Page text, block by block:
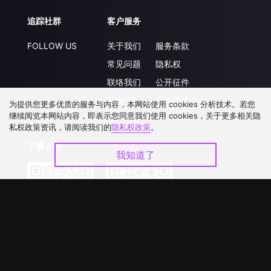
追踪社群
FOLLOW US
客户服务
关于我们
常见问题
联络我们
升级VIP
服务条款
隐私权
公开征件
合作洽談
下载 APP
为提供您更多优质的服务与内容，本网站使用 cookies 分析技术。若您
继续阅览本网站内容，即表示您同意我们使用 cookies，关于更多相关隐
私权政策资讯，请阅读我们的隐私权政策。
我知道了